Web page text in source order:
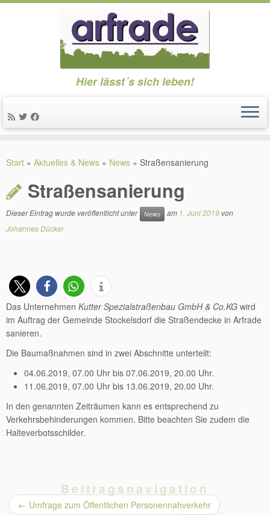
Inhalt
Hier lässt´s sich leben!
Start » Aktuelles & News » News » Straßensanierung
Straßensanierung
Dieser Eintrag wurde veröffentlicht unter News am 1. Juni 2019 von
Johannes Dücker
Das Unternehmen Kutter Spezialstraßenbau GmbH & Co.KG wird
im Auftrag der Gemeinde Stockelsdorf die Straßendecke in Arfrade
sanieren.
Die Baumaßnahmen sind in zwei Abschnitte unterteilt:
04.06.2019, 07.00 Uhr bis 07.06.2019, 20.00 Uhr.
11.06.2019, 07.00 Uhr bis 13.06.2019, 20.00 Uhr.
In den genannten Zeiträumen kann es entsprechend zu
Verkehrsbehinderungen kommen. Bitte beachten Sie zudem die
Halteverbotsschilder.
Beitragsnavigation
← Umfrage zum Öffentlichen Personennahverkehr